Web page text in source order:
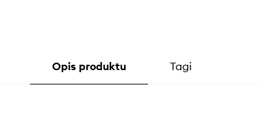
Opis produktu Tagi